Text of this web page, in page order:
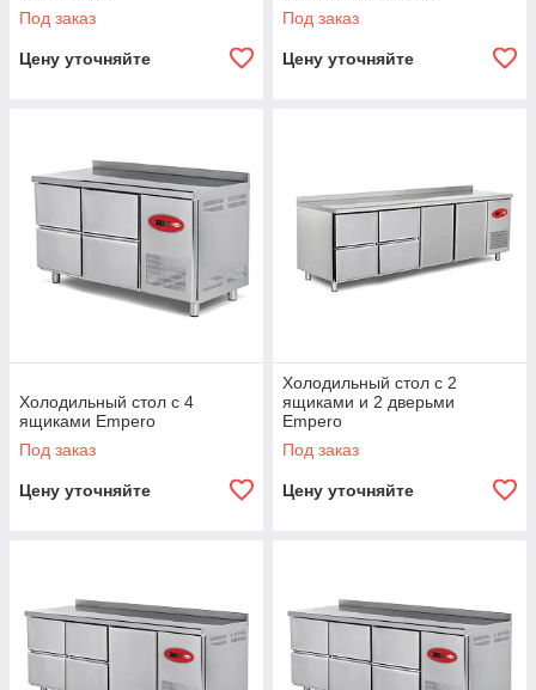
Под заказ
Цену уточняйте
Под заказ
Цену уточняйте
Холодильный стол с 4
ящиками Empero
Под заказ
Цену уточняйте
Холодильный стол с 2
ящиками и 2 дверьми
Empero
Под заказ
Цену уточняйте